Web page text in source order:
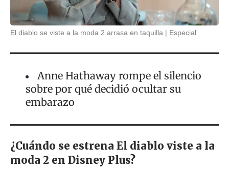
El diablo se viste a la moda 2 arrasa en taquilla Especial
Anne Hathaway rompe el silencio
sobre por qué decidió ocultar su
embarazo
¿Cuándo se estrena El diablo viste a la
moda 2 en Disney Plus?